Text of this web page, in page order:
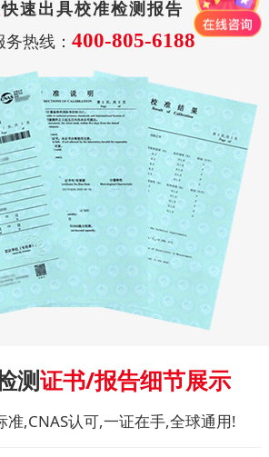
快速出具校准检测报告
务热线：400-805-6188
测证书/报告细节展示
准,CNAS认可,一证在手,全球通用!